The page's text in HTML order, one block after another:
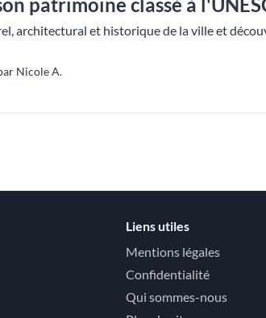
architectural et historique de la ville et
Nicole A.
Liens utiles
Mentions légales
Confidentialité
Qui sommes-nous